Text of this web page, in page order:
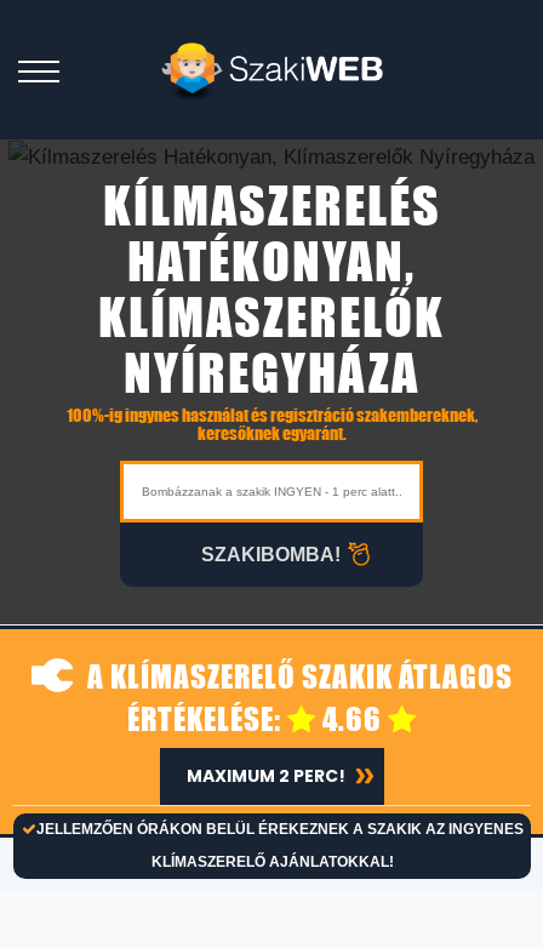
KÍLMASZERELÉS
HATÉKONYAN,
KLÍMASZERELŐK
NYÍREGYHÁZA
100%-ig ingynes használat és regisztráció szakembereknek,
keresőknek egyaránt.
SZAKIBOMBA!
A KLÍMASZERELŐ SZAKIK ÁTLAGOS
ÉRTÉKELÉSE:
4.66
JELLEMZŐEN ÓRÁKON BELÜL ÉREKEZNEK A SZAKIK AZ INGYENES
KLÍMASZERELŐ AJÁNLATOKKAL!
MAXIMUM 2 PERC!